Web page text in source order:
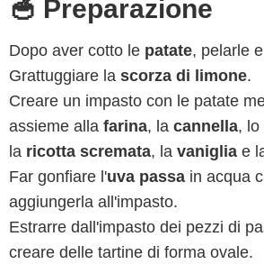
🥣 Preparazione
Dopo aver cotto le patate, pelarle
Grattuggiare la scorza di limone.
Creare un impasto con le patate
assieme alla farina, la cannella, lo
la ricotta scremata, la vaniglia e
Far gonfiare l'uva passa in acqua
aggiungerla all'impasto.
Estrarre dall'impasto dei pezzi di
creare delle tartine di forma ovale.